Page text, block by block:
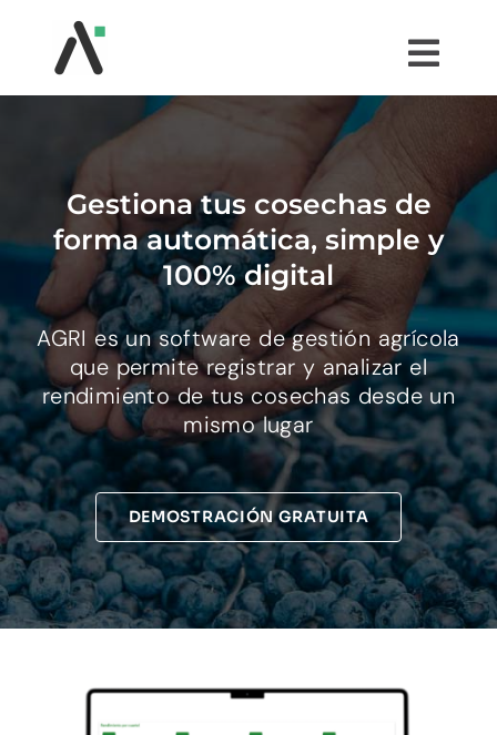
contenido
¿QUÉ ES AGRI?
MÓDULOS
TESTIMONIOS
PRECIOS
COMUNIDAD AGRI
PRUÉBALO GRATIS
Gestiona tus cosechas de
forma automática, simple y
100% digital
AGRI es un software de gestión agrícola
que permite registrar y analizar el
rendimiento de tus cosechas desde un
mismo lugar
DEMOSTRACIÓN GRATUITA